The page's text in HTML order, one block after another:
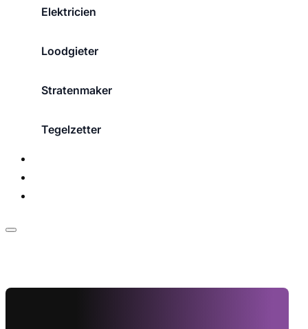
Elektricien
Loodgieter
Stratenmaker
Tegelzetter